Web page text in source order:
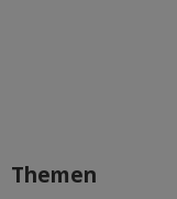
Themen